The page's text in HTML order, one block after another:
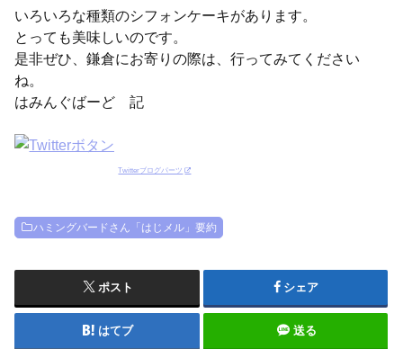
いろいろな種類のシフォンケーキがあります。
とっても美味しいのです。
是非ぜひ、鎌倉にお寄りの際は、行ってみてください
ね。
はみんぐばーど 記
Twitterブログパーツ
ハミングバードさん「はじメル」要約
ポスト シェア
はてブ 送る